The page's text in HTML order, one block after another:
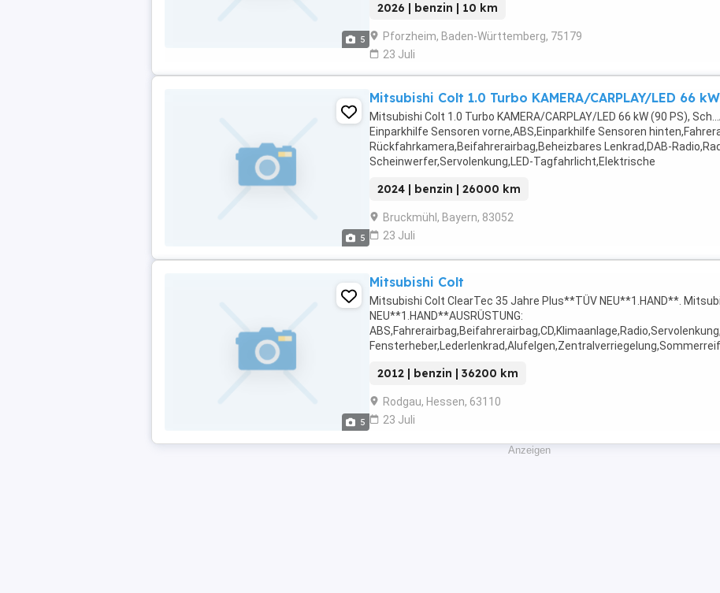
5
Lenkrad,Berganfahrassistent,Radio,DAB-Radio,Servolenkung,LED-
2026 | benzin | 10 km
Pforzheim, Baden-Württemberg, 75179
23 Juli
5
Mitsubishi Colt 1.0 Turbo KAMERA/CARPLAY/LED 66 kW
Mitsubishi Colt 1.0 Turbo KAMERA/CARPLAY/LED 66 kW (90 PS),
Einparkhilfe Sensoren vorne,ABS,Einparkhilfe Sensoren
Rückfahrkamera,Beifahrerairbag,Beheizbares Lenkrad,DAB-
Scheinwerfer,Servolenkung,LED-Tagfahrlicht,Elektrische
2024 | benzin | 26000 km
Bruckmühl, Bayern, 83052
23 Juli
5
Mitsubishi Colt
Mitsubishi Colt ClearTec 35 Jahre Plus**TÜV NEU**1.HAND**.
NEU**1.HAND**AUSRÜSTUNG:
2012 | benzin | 36200 km
Rodgau, Hessen, 63110
23 Juli
Anzeigen